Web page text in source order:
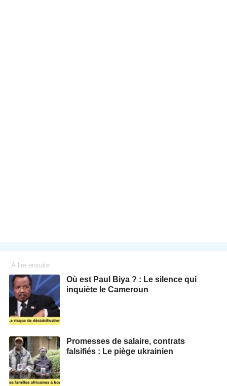
À lire ensuite
Où est Paul Biya ? : Le silence qui
inquiète le Cameroun
Promesses de salaire, contrats
falsifiés : Le piège ukrainien